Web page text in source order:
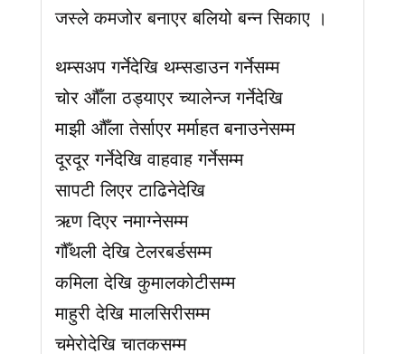
जस्ले कमजोर बनाएर बलियो बन्न सिकाए ।
थम्सअप गर्नेदेखि थम्सडाउन गर्नेसम्म
चोर औँला ठड्याएर च्यालेन्ज गर्नेदेखि
माझी औँला तेर्साएर मर्माहत बनाउनेसम्म
दूरदूर गर्नेदेखि वाहवाह गर्नेसम्म
सापटी लिएर टाढिनेदेखि
ऋण दिएर नमाग्नेसम्म
गौँथली देखि टेलरबर्डसम्म
कमिला देखि कुमालकोटीसम्म
माहुरी देखि मालसिरीसम्म
चमेरोदेखि चातकसम्म